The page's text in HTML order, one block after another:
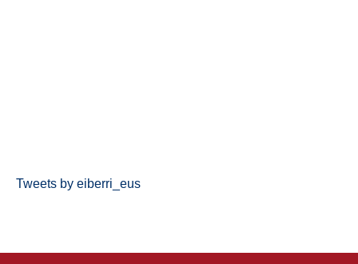
Tweets by eiberri_eus